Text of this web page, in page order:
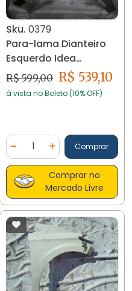
Sku. 0379
Para-lama Dianteiro
Esquerdo Idea
Adventure 2011...
R$ 599,00 R$ 539,10
à vista no Boleto (10% OFF)
Diminuir Quantidade
Quantidade
AdicionarComprar
Comprar no
Mercado Livre